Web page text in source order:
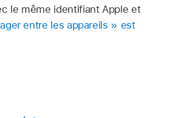
le même identifiant Apple et
entre les appareils » est